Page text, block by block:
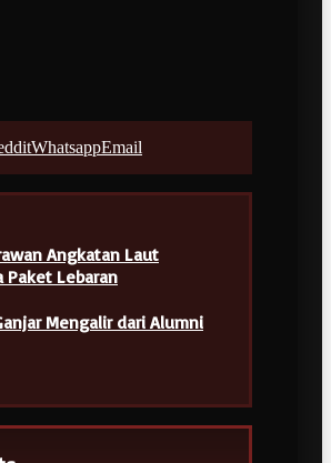
WhatsappEmail
Angkatan Laut
Paket Lebaran
Mengalir dari Alumni